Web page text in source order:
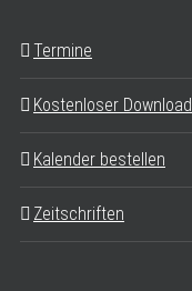
Termine
Kostenloser Download
Kalender bestellen
Zeitschriften